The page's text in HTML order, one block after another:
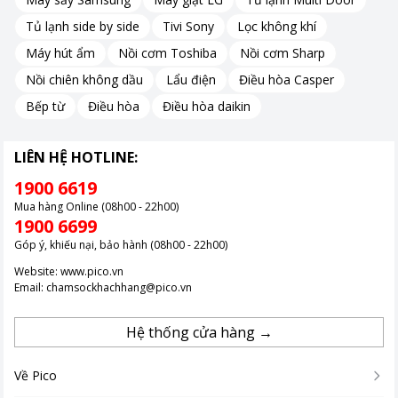
Tủ lạnh side by side
Tivi Sony
Lọc không khí
Máy hút ẩm
Nồi cơm Toshiba
Nồi cơm Sharp
Nồi chiên không dầu
Lẩu điện
Điều hòa Casper
Bếp từ
Điều hòa Điều hòa daikin
LIÊN HỆ HOTLINE:
1900 6619
Mua hàng Online (08h00 - 22h00)
1900 6699
Góp ý, khiếu nại, bảo hành (08h00 - 22h00)
Website: www.pico.vn
Email: chamsockhachhang@pico.vn
Hệ thống cửa hàng →
Về Pico